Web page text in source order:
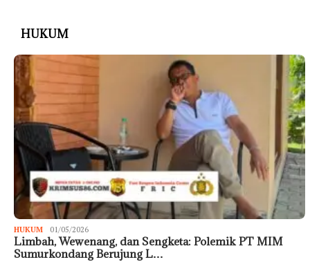
HUKUM
HUKUM 01/05/2026
Limbah, Wewenang, dan Sengketa: Polemik PT MIM
Sumurkondang Berujung L…